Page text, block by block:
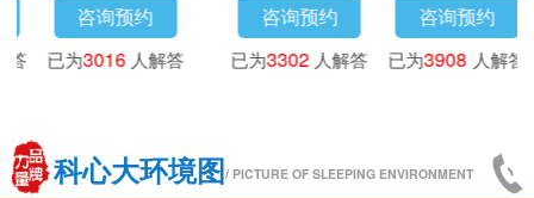
3718人解答 已为4173 人解答
咨询预约
已为3016 人解答 已为
科心大环境图/ PICTURE OF SLEEPING ENVIRONMENT